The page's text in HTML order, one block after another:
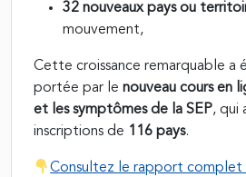
32 nouveaux pays ou
mouvement,
Cette croissance remarquable a
portée par le nouveau cours en
et les symptômes de la SEP, qui
inscriptions de 116 pays.
Consultez le rapport complet